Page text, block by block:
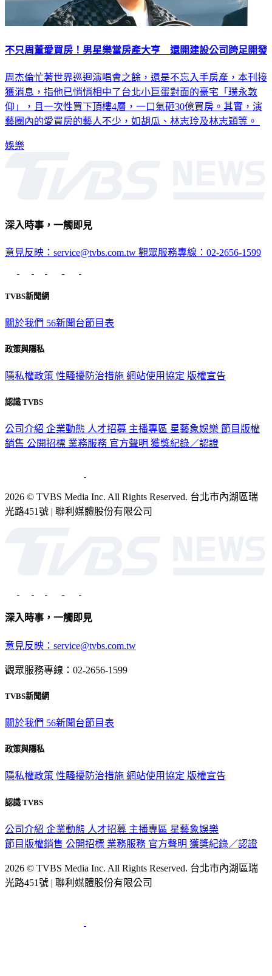
不只周董愛買房！男星樂當房產大亨 還開建設公司跨足開發
周杰倫忙著世界巡迴演唱會之餘，還是不忘入手房產，本刊接
獲消息，指他已悄悄相中了台北小巨蛋對面的豪宅「璞永敦
仰」，且一次性買下頂樓4層，一口氣砸30億買房。其實，演
藝圈內的愛買房的藝人不少，如胡瓜、林志玲及林志穎等。
娛樂
深入時事，一觸即見
意見反映：service@tvbs.com.tw 觀眾服務專線：02-2656-1599
TVBS新聞網
關於我們 56新聞台節目表
政策與隱私
隱私權政策 性騷擾防治措施 網站使用協定 版權宣告
認識 TVBS
公司介紹 企業動態 人才招募 主播專區 星藝象娛樂 節目版權
銷售 公開招標 業務服務 官方聲明 獲獎紀錄／認證
2026 © TVBS Media Inc. All Rights Reserved. 台北市內湖區瑞
光路451號 | 聯利媒體股份有限公司
深入時事，一觸即見
意見反映：service@tvbs.com.tw
觀眾服務專線：02-2656-1599
TVBS新聞網
關於我們 56新聞台節目表
政策與隱私
隱私權政策 性騷擾防治措施 網站使用協定 版權宣告
認識 TVBS
公司介紹 企業動態 人才招募 主播專區 星藝象娛樂
節目版權銷售 公開招標 業務服務 官方聲明 獲獎紀錄／認證
2026 © TVBS Media Inc. All Rights Reserved. 台北市內湖區瑞
光路451號 | 聯利媒體股份有限公司